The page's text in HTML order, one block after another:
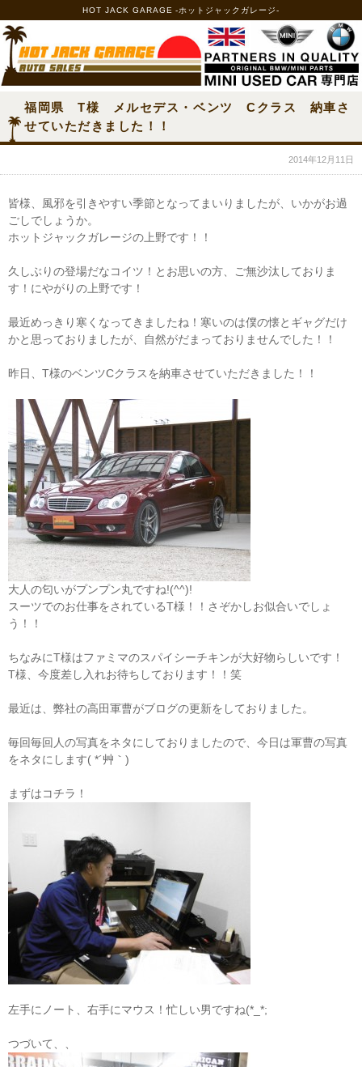
HOT JACK GARAGE -ホットジャックガレージ-
福岡県 T様 メルセデス・ベンツ Cクラス 納車さ
せていただきました！！
2014年12月11日
皆様、風邪を引きやすい季節となってまいりましたが、いかがお過
ごしでしょうか。
ホットジャックガレージの上野です！！
久しぶりの登場だなコイツ！とお思いの方、ご無沙汰しておりま
す！にやがりの上野です！
最近めっきり寒くなってきましたね！寒いのは僕の懐とギャグだけ
かと思っておりましたが、自然がだまっておりませんでした！！
昨日、T様のベンツCクラスを納車させていただきました！！
大人の匂いがプンプン丸ですね!(^^)!
スーツでのお仕事をされているT様！！さぞかしお似合いでしょ
う！！
ちなみにT様はファミマのスパイシーチキンが大好物らしいです！
T様、今度差し入れお待ちしております！！笑
最近は、弊社の高田軍曹がブログの更新をしておりました。
毎回毎回人の写真をネタにしておりましたので、今日は軍曹の写真
をネタにします( *´艸｀)
まずはコチラ！
左手にノート、右手にマウス！忙しい男ですね(*_*;
つづいて、、